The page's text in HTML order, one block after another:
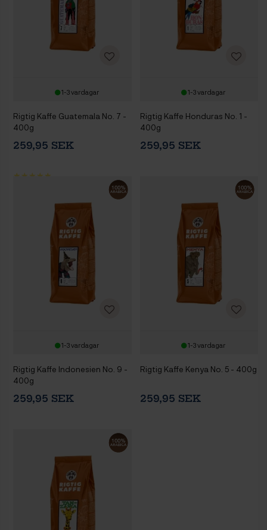
1-3 vardagar
Rigtig Kaffe Guatemala No. 7 -
400g
259,95 SEK
1-3 vardagar
Rigtig Kaffe Honduras No. 1 -
400g
259,95 SEK
1-3 vardagar
Rigtig Kaffe Indonesien No. 9 -
400g
259,95 SEK
1-3 vardagar
Rigtig Kaffe Kenya No. 5 - 400g
259,95 SEK